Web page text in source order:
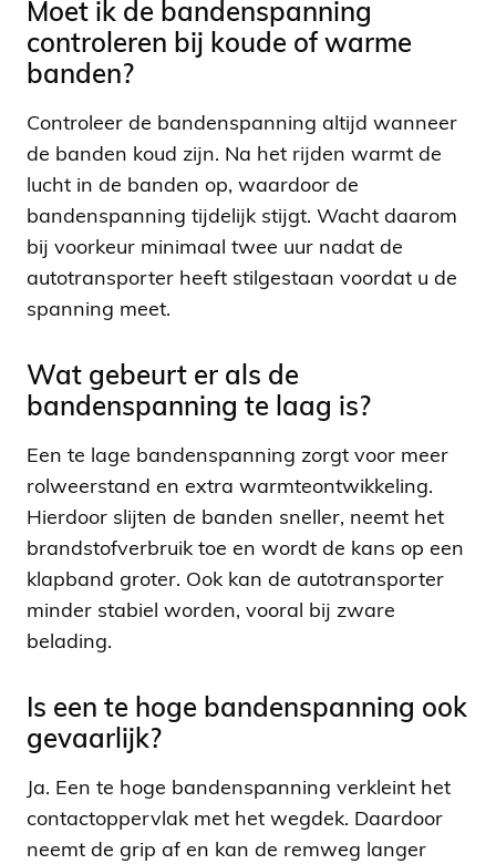
Moet ik de bandenspanning
controleren bij koude of warme
banden?
Controleer de bandenspanning altijd wanneer
de banden koud zijn. Na het rijden warmt de
lucht in de banden op, waardoor de
bandenspanning tijdelijk stijgt. Wacht daarom
bij voorkeur minimaal twee uur nadat de
autotransporter heeft stilgestaan voordat u de
spanning meet.
Wat gebeurt er als de
bandenspanning te laag is?
Een te lage bandenspanning zorgt voor meer
rolweerstand en extra warmteontwikkeling.
Hierdoor slijten de banden sneller, neemt het
brandstofverbruik toe en wordt de kans op een
klapband groter. Ook kan de autotransporter
minder stabiel worden, vooral bij zware
belading.
Is een te hoge bandenspanning ook
gevaarlijk?
Ja. Een te hoge bandenspanning verkleint het
contactoppervlak met het wegdek. Daardoor
neemt de grip af en kan de remweg langer